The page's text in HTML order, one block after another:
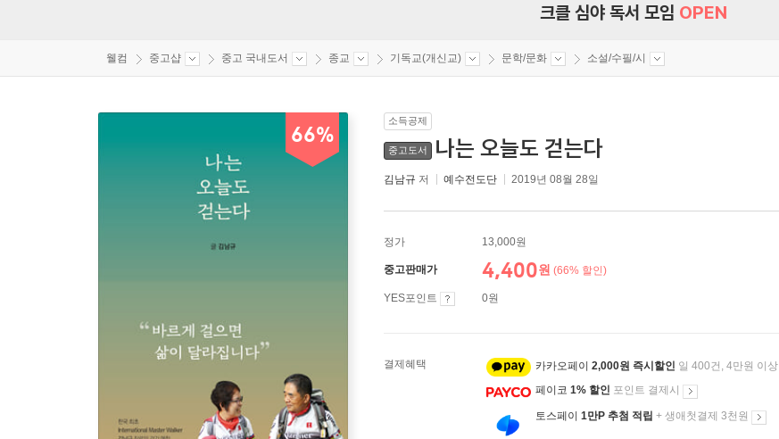
크클 심야 독서 모임 OPEN
웰컴 중고샵 중고 국내도서 종교 기독교(개신교) 문학/문화 소설/수필/시
66%
소득공제
중고도서 나는 오늘도 걷는다
김남규 저 예수전도단 2019년 08월 28일
정가 13,000원
중고판매가 4,400원 (66% 할인)
YES포인트 0원
결제혜택 카카오페이 2,000원 즉시할인 일 400건, 4만원 이상
페이코 1% 할인 포인트 결제시
토스페이 1만P 추첨 적립 + 생애첫결제 3천원